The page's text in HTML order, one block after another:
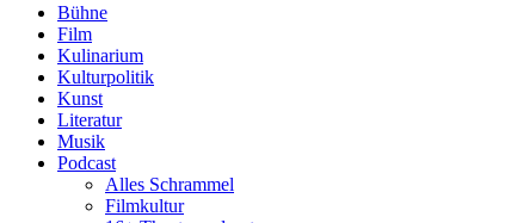
Bühne
Film
Kulinarium
Kulturpolitik
Kunst
Literatur
Musik
Podcast
Alles Schrammel
Filmkultur